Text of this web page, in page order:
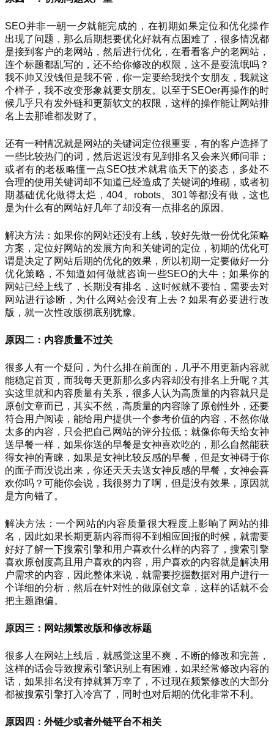
SEO并非一朝一夕就能完成的，在初期如果定位和优化操作
出现了问题，那么后期想要优化好就有点困难了，很多情况都
是接到客户的老网站，然后进行优化，在看看客户的老网站，
连个标题都乱写的，还不给你修改的权限，这不是耍流氓吗？
我不帅又没钱但是我不管，你一定要给我找个女朋友，我就这
个样子，我不改变形象就要女朋友。以至于SEOer再操作的时
候几乎只有发外链和更新软文的权限，这样的操作能让网站排
名上去那谁都发财了。
还有一种情况就是网站的关键词定位很重要，有的客户选择了
一些比较热门的词，然后迟迟没有见到排名又会来兴师问罪；
或者有的老板略懂一点SEO技术就君临天下的姿态，多处不
合理的使用关键词却不知道已经造成了关键词的堆砌，或者初
期基础优化做得太烂，404、robots、301等都没有做，这也
是为什么有的网站好几年了却没有一点排名的原因。
解决方法：如果你的网站还没有上线，较好先做一份优化策略
方案，定位好网站的发展方向和关键词的定位，初期的优化可
谓是决定了网站后期的优化的效果，所以初期一定要做好一分
优化策略，不知道如何做就咨询一些SEO的大牛；如果你的
网站已经上线了，长期没有排名，这时候就不要怕，需要去对
网站进行诊断，为什么网站会没有上去？如果有必要进行改
版，就一次性改版彻底别犹豫。
原因二：内容质量不过关
很多人有一个疑问，为什么排在前面的，几乎不用更新内容就
能稳定首页，而我每天更新那么多内容却没有排名上升呢？其
实这里就和内容质量有关系，很多人认为高质量的内容就只是
原创文章而已，其实不然，高质量的内容除了原创性外，还要
符合用户阅读，能给用户提供一个参考价值的内容，不然你做
太多的内容，只会把自己网站的评分拉低；就像你每天给女神
送早餐一样，如果你送的早餐是女神喜欢吃的，那么自然能获
得女神的青睐，如果是女神比较反感的早餐，但是女神碍于你
的面子而没说出来，你还天天去送女神反感的早餐，女神会喜
欢你吗？可能你会说，我很努力了啊，但是没有效果，原因就
是方向错了。
解决方法：一个网站的内容质量很大程度上影响了网站的排
名，因此如果长期更新内容而得不到相应回报的时候，就需要
好好了解一下搜索引擎和用户喜欢什么样的内容了，搜索引擎
喜欢原创度高且用户喜欢的内容，用户喜欢的内容就是解决用
户需求的内容，因此整体来说，就需要挖掘数据对用户进行一
个详细的分析，然后在针对性的做原创文章，这样的话就不会
把主题跑偏。
原因三：网站频繁改版和修改标题
很多人在网站上线后，就感觉这里不爽，不断的修改和完善，
这样的话会导致搜索引擎识别上有困难，如果经常修改内容的
话，如果排名没有掉就算万幸了，不过现在频繁修改的大部分
都被搜索引擎打入冷宫了，同时也对后期的优化非常不利。
原因四：外链少或者外链平台不相关